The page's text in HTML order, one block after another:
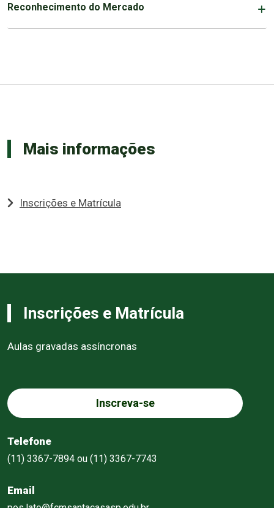
Reconhecimento do Mercado
Mais informações
Inscrições e Matrícula
Inscrições e Matrícula
Aulas gravadas assíncronas
Inscreva-se
Telefone
(11) 3367-7894 ou (11) 3367-7743
Email